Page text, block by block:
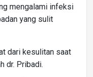
mengalami infeksi
yang sulit
dari kesulitan saat
dr. Pribadi.